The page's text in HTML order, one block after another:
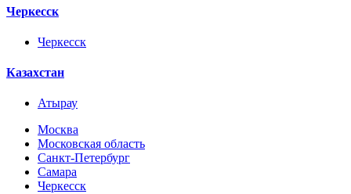
Черкесск
Черкесск
Казахстан
Атырау
Москва
Московская область
Санкт-Петербург
Самара
Черкесск